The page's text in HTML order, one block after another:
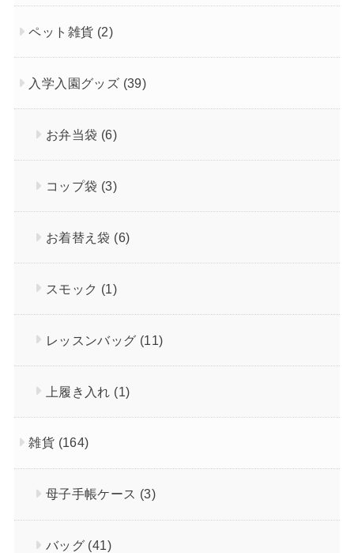
ペット雑貨 (2)
入学入園グッズ (39)
お弁当袋 (6)
コップ袋 (3)
お着替え袋 (6)
スモック (1)
レッスンバッグ (11)
上履き入れ (1)
雑貨 (164)
母子手帳ケース (3)
バッグ (41)